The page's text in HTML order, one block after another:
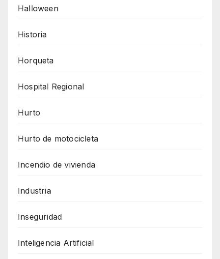
Halloween
Historia
Horqueta
Hospital Regional
Hurto
Hurto de motocicleta
Incendio de vivienda
Industria
Inseguridad
Inteligencia Artificial